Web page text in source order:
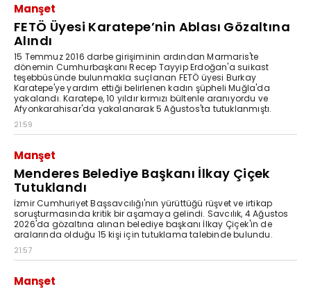
Manşet
FETÖ Üyesi Karatepe’nin Ablası Gözaltına
Alındı
15 Temmuz 2016 darbe girişiminin ardından Marmaris'te
dönemin Cumhurbaşkanı Recep Tayyip Erdoğan'a suikast
teşebbüsünde bulunmakla suçlanan FETÖ üyesi Burkay
Karatepe'ye yardım ettiği belirlenen kadın şüpheli Muğla'da
yakalandı. Karatepe, 10 yıldır kırmızı bültenle aranıyordu ve
Afyonkarahisar'da yakalanarak 5 Ağustos'ta tutuklanmıştı.
21:59
Manşet
Menderes Belediye Başkanı İlkay Çiçek
Tutuklandı
İzmir Cumhuriyet Başsavcılığı'nın yürüttüğü rüşvet ve irtikap
soruşturmasında kritik bir aşamaya gelindi. Savcılık, 4 Ağustos
2026'da gözaltına alınan belediye başkanı İlkay Çiçek'in de
aralarında olduğu 15 kişi için tutuklama talebinde bulundu.
21:57
Manşet